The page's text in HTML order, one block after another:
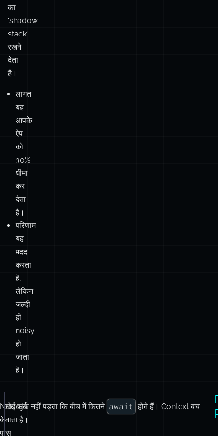
का
‘shadow
stack’
रखने
देता
है।
लागत:
यह
आपके
ऐप
को
30%
धीमा
कर
देता
है।
परिणाम:
यह
मदद
करता
है,
लेकिन
जल्दी
ही
noisy
हो
जाता
है।
Node.js
के
पास
import { AsyncLocalStorage } from 'async_hooks';
कोई फर्क नहीं पड़ता कि बीच में कितने await होते हैं। Context बच
जाता है।